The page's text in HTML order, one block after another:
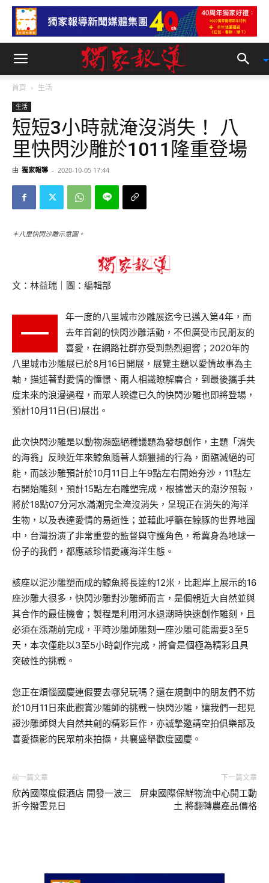
首頁 生活
生活
短短3小時就淹沒消失！ 八
里快閃沙雕於1011隆重登場
由 獨家報導 - 2020-10-05 17:44
＊八里快閃沙雕示意圖。
文：林益瑞｜圖：編輯部
一
年一度的八里城市沙雕展迄今已邁入第4年，而
去年首創的快閃沙雕活動，不但廣受市民朋友的
喜愛，在網路社群亦受到熱烈迴響；2020年的
八里城市沙雕展已於8月16日開展，展覽主題以愛情故事為主
軸，描述著對愛情的憧憬、兩人相識瞭解磨合，到最後攜手共
度未來的浪漫過程，而眾人睽違已久的快閃沙雕也即將登場，
預計10月11日(日)展出。
此次快閃沙雕是以動物瀕臨絕種議題為發想創作，主題「消失
的海翁」反映近年來鯨魚隨著人類獵捕的行為，面臨滅絕的可
能，而該沙雕預計於10月11日上午9點左右開始夯沙，11點左
右開始雕刻，預計15點左右雕塑完成，根據當天的潮汐預報，
將於18點07分河水滿潮完全淹沒消失，呈現正在消失的海洋
生物，以及表達愛情的易逝性；並藉此呼籲在鯨豚的世界地圖
中，台灣扮演了非常重要的監督與守護角色，希冀身為地球一
份子的我們，都應該珍惜愛護海洋生態。
該座以泥沙雕塑而成的鯨魚將長達約12米，比起岸上展示的16
座沙雕大很多，快閃沙雕對沙雕師而言，是個親近大自然並與
其合作的最佳機會；製程是利用河水退潮時快速創作雕刻，且
必須在漲潮前完成，平時沙雕師雕刻一座沙雕可能需要3至5
天，本次僅能以3至5小時創作完成，將會是個極為精彩且具
突破性的挑戰。
您正在煩惱國慶連假要去哪兒玩嗎？還在規劃中的朋友們不妨
於10月11日來此觀賞沙雕師的挑戰－快閃沙雕，讓我們一起見
證沙雕師與大自然共創的精彩巨作，亦誠摯邀請空拍俱樂部及
喜愛攝影的民眾前來拍攝，共襄盛舉歡度國慶。
前一篇文章
欣芮國際度假酒店 開發一波三
折今撥雲見日
下一篇文章
屏東國際保鮮物流中心開工動
土 將翻轉農產品價格